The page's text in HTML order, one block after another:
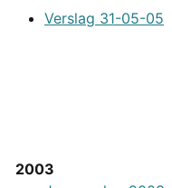
Verslag 31-05-05
2003